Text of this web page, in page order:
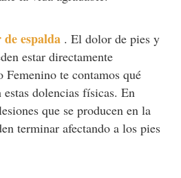
espalda . El dolor de pies y
estar directamente
te contamos qué
dolencias físicas. En
que se producen en la
terminar afectando a los pies